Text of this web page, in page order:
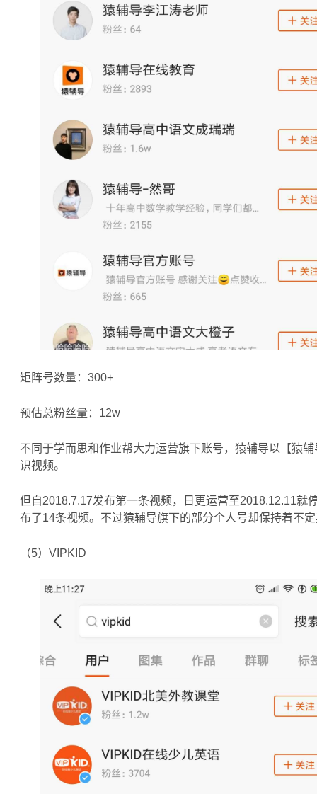
矩阵号数量：300+
预估总粉丝量：12w
不同于学而思和作业帮大力运营旗下账号，猿辅导以【猿
识视频。
但自2018.7.17发布第一条视频，日更运营至2018.12.11就
布了14条视频。不过猿辅导旗下的部分个人号却保持着不
（5）VIPKID